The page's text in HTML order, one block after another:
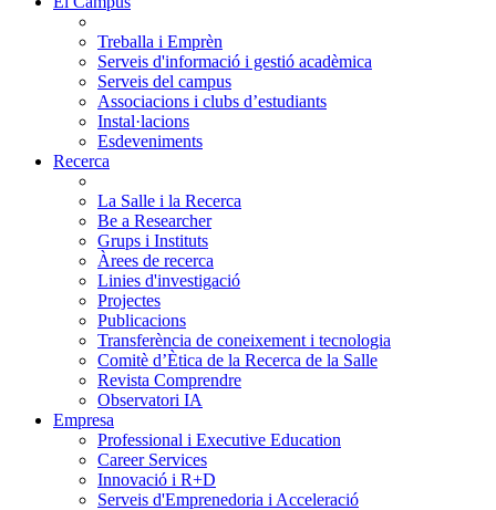
Treballa i Emprèn
Serveis d'informació i gestió acadèmica
Serveis del campus
Associacions i clubs d’estudiants
Instal·lacions
Esdeveniments
Recerca
La Salle i la Recerca
Be a Researcher
Grups i Instituts
Àrees de recerca
Linies d'investigació
Projectes
Publicacions
Transferència de coneixement i tecnologia
Comitè d’Ètica de la Recerca de la Salle
Revista Comprendre
Observatori IA
Empresa
Professional i Executive Education
Career Services
Innovació i R+D
Serveis d'Emprenedoria i Acceleració